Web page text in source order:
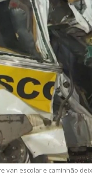
van escolar e caminhão